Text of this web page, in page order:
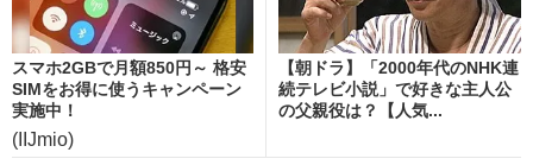
スマホ2GBで月額850円～ 格安
SIMをお得に使うキャンペーン
実施中！
(IIJmio)
【朝ドラ】「2000年代のNHK連
続テレビ小説」で好きな主人公
の父親役は？【人気...